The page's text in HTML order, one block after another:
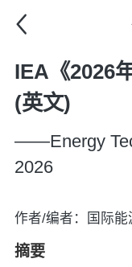
IEA《2026
(英文)
——Energy
2026
作者/编者：国际能
摘要